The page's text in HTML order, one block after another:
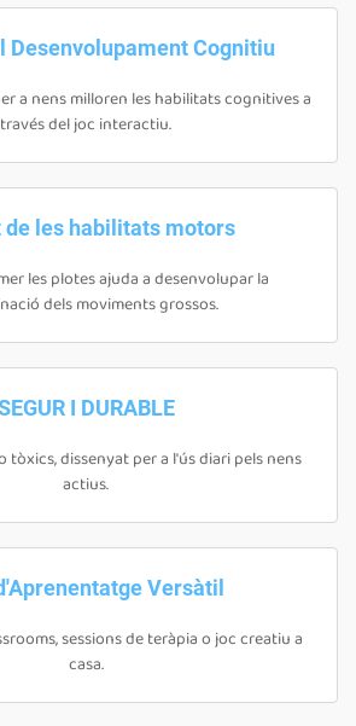
Desenvolupament Cognitiu
a nens milloren les habilitats cognitives a
través del joc interactiu.
de les habilitats motors
les plotes ajuda a desenvolupar la
dels moviments grossos.
I DURABLE
tòxics, dissenyat per a l'ús diari pels nens
actius.
Versàtil
sessions de teràpia o joc creatiu a
casa.